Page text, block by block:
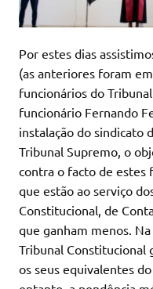
Por estes dias
(as anteriores foram
funcionários do
funcionário Fernando
instalação do sindicato
Tribunal Supremo, o
contra o facto de estes
que estão ao serviço
Constitucional, de
que ganham menos.
Tribunal Constitucional
os seus equivalentes